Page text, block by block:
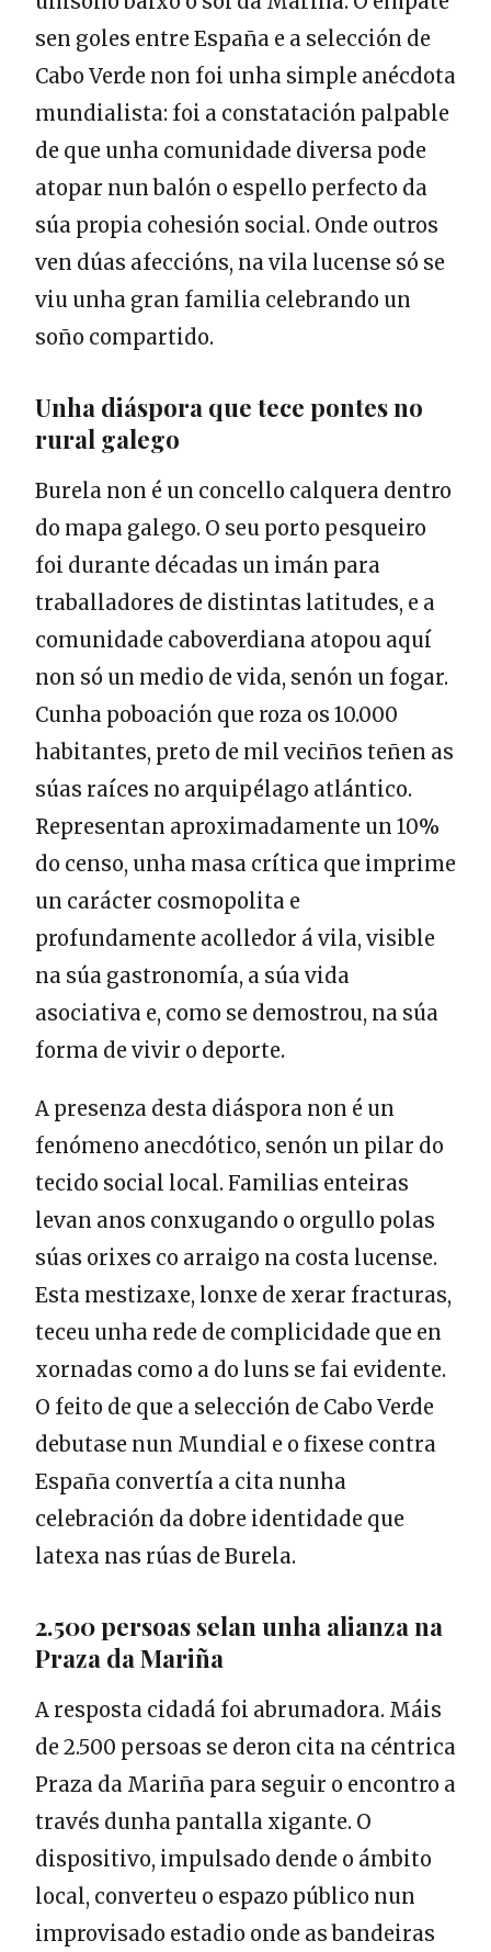
sen goles entre España e a selección de
Cabo Verde non foi unha simple anécdota
mundialista: foi a constatación palpable
de que unha comunidade diversa pode
atopar nun balón o espello perfecto da
súa propia cohesión social. Onde outros
ven dúas afeccións, na vila lucense só se
viu unha gran familia celebrando un
soño compartido.
Unha diáspora que tece pontes no
rural galego
Burela non é un concello calquera dentro
do mapa galego. O seu porto pesqueiro
foi durante décadas un imán para
traballadores de distintas latitudes, e a
comunidade caboverdiana atopou aquí
non só un medio de vida, senón un fogar.
Cunha poboación que roza os 10.000
habitantes, preto de mil veciños teñen as
súas raíces no arquipélago atlántico.
Representan aproximadamente un 10%
do censo, unha masa crítica que imprime
un carácter cosmopolita e
profundamente acolledor á vila, visible
na súa gastronomía, a súa vida
asociativa e, como se demostrou, na súa
forma de vivir o deporte.
A presenza desta diáspora non é un
fenómeno anecdótico, senón un pilar do
tecido social local. Familias enteiras
levan anos conxugando o orgullo polas
súas orixes co arraigo na costa lucense.
Esta mestizaxe, lonxe de xerar fracturas,
teceu unha rede de complicidade que en
xornadas como a do luns se fai evidente.
O feito de que a selección de Cabo Verde
debutase nun Mundial e o fixese contra
España convertía a cita nunha
celebración da dobre identidade que
latexa nas rúas de Burela.
2.500 persoas selan unha alianza na
Praza da Mariña
A resposta cidadá foi abrumadora. Máis
de 2.500 persoas se deron cita na céntrica
Praza da Mariña para seguir o encontro a
través dunha pantalla xigante. O
dispositivo, impulsado dende o ámbito
local, converteu o espazo público nun
improvisado estadio onde as bandeiras